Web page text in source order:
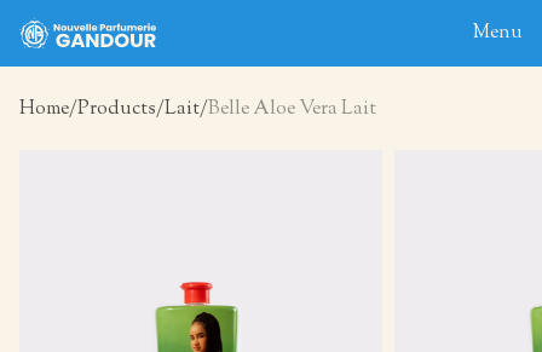
Menu
Products
Contact
Home Products Lait Belle Aloe Vera Lait